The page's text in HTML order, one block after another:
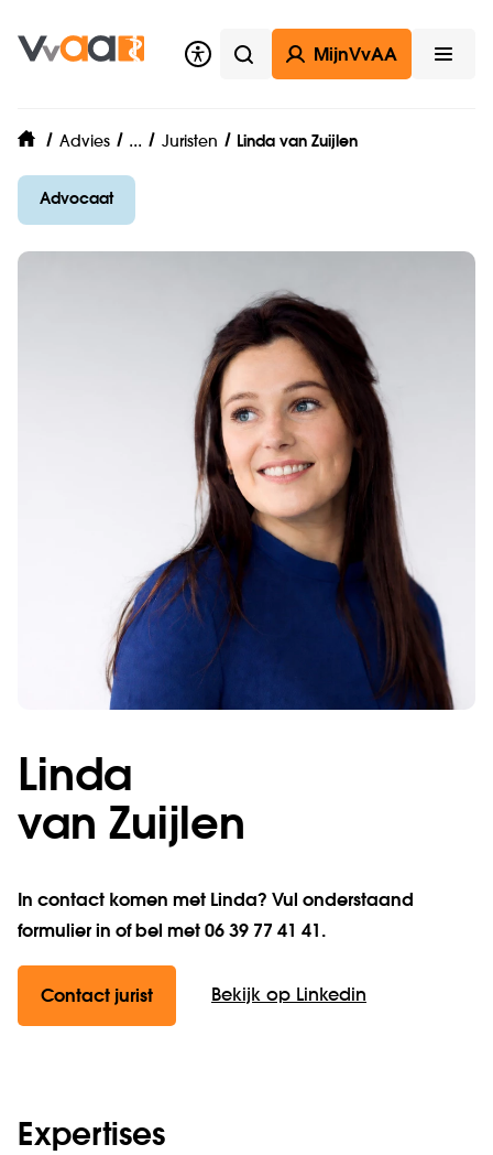
Zoeken
MijnVvAA
home
Advies ... VvAA Legal
Juristen Linda van Zuijlen
Advocaat
Linda
van Zuijlen
In contact komen met Linda? Vul onderstaand
formulier in of bel met 06 39 77 41 41.
Contact jurist Bekijk op Linkedin
Expertises